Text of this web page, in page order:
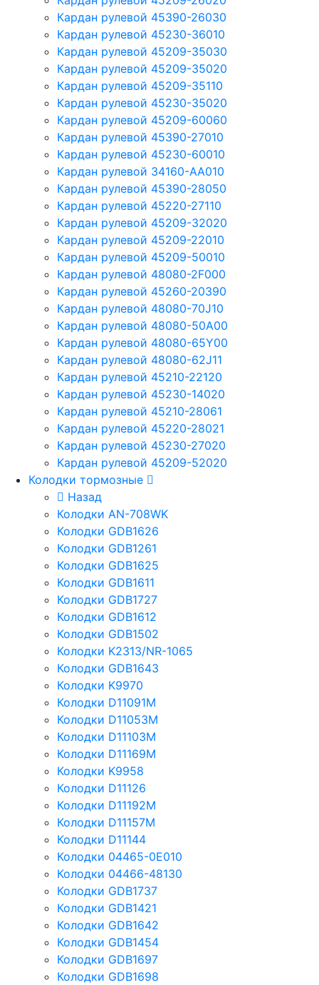
Кардан рулевой 45390-26030
Кардан рулевой 45230-36010
Кардан рулевой 45209-35030
Кардан рулевой 45209-35020
Кардан рулевой 45209-35110
Кардан рулевой 45230-35020
Кардан рулевой 45209-60060
Кардан рулевой 45390-27010
Кардан рулевой 45230-60010
Кардан рулевой 34160-AA010
Кардан рулевой 45390-28050
Кардан рулевой 45220-27110
Кардан рулевой 45209-32020
Кардан рулевой 45209-22010
Кардан рулевой 45209-50010
Кардан рулевой 48080-2F000
Кардан рулевой 45260-20390
Кардан рулевой 48080-70J10
Кардан рулевой 48080-50A00
Кардан рулевой 48080-65Y00
Кардан рулевой 48080-62J11
Кардан рулевой 45210-22120
Кардан рулевой 45230-14020
Кардан рулевой 45210-28061
Кардан рулевой 45220-28021
Кардан рулевой 45230-27020
Кардан рулевой 45209-52020
Колодки тормозные
Назад
Колодки AN-708WK
Колодки GDB1626
Колодки GDB1261
Колодки GDB1625
Колодки GDB1611
Колодки GDB1727
Колодки GDB1612
Колодки GDB1502
Колодки K2313/NR-1065
Колодки GDB1643
Колодки K9970
Колодки D11091M
Колодки D11053M
Колодки D11103M
Колодки D11169M
Колодки K9958
Колодки D11126
Колодки D11192M
Колодки D11157M
Колодки D11144
Колодки 04465-0E010
Колодки 04466-48130
Колодки GDB1737
Колодки GDB1421
Колодки GDB1642
Колодки GDB1454
Колодки GDB1697
Колодки GDB1698